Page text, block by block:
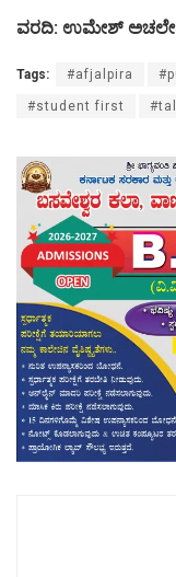
ವರದಿ: ಉಮೇಶ್
Tags: #afjalpira
#student first